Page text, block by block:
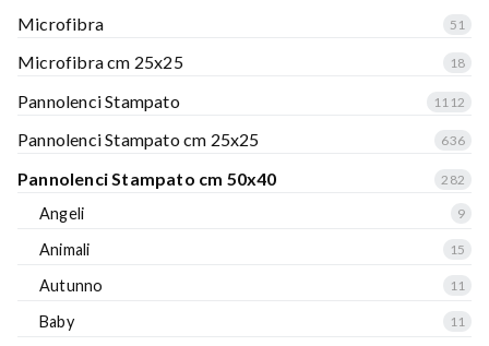
Microfibra 51
Microfibra cm 25x25 18
Pannolenci Stampato 1112
Pannolenci Stampato cm 25x25 636
Pannolenci Stampato cm 50x40 282
Angeli 9
Animali 15
Autunno 11
Baby 11